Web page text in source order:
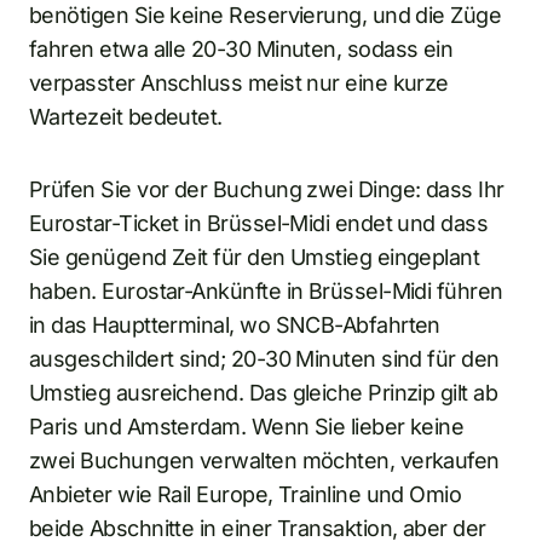
benötigen Sie keine Reservierung, und die Züge
fahren etwa alle 20-30 Minuten, sodass ein
verpasster Anschluss meist nur eine kurze
Wartezeit bedeutet.
Prüfen Sie vor der Buchung zwei Dinge: dass Ihr
Eurostar-Ticket in Brüssel-Midi endet und dass
Sie genügend Zeit für den Umstieg eingeplant
haben. Eurostar-Ankünfte in Brüssel-Midi führen
in das Hauptterminal, wo SNCB-Abfahrten
ausgeschildert sind; 20-30 Minuten sind für den
Umstieg ausreichend. Das gleiche Prinzip gilt ab
Paris und Amsterdam. Wenn Sie lieber keine
zwei Buchungen verwalten möchten, verkaufen
Anbieter wie Rail Europe, Trainline und Omio
beide Abschnitte in einer Transaktion, aber der